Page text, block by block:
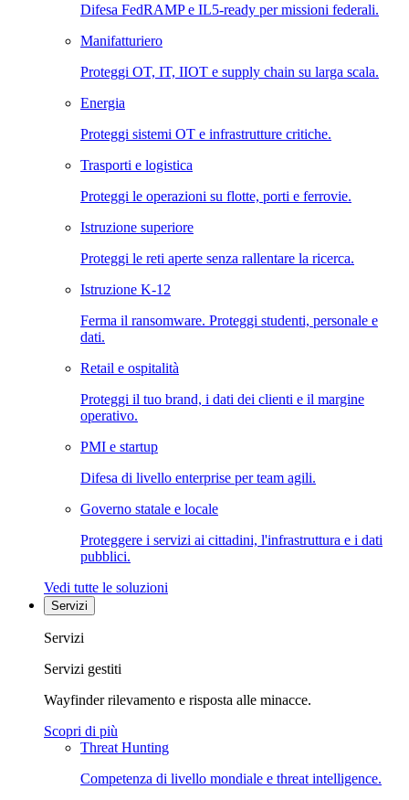
Difesa FedRAMP e IL5-ready per missioni federali.
Manifatturiero
Proteggi OT, IT, IIOT e supply chain su larga scala.
Energia
Proteggi sistemi OT e infrastrutture critiche.
Trasporti e logistica
Proteggi le operazioni su flotte, porti e ferrovie.
Istruzione superiore
Proteggi le reti aperte senza rallentare la ricerca.
Istruzione K-12
Ferma il ransomware. Proteggi studenti, personale e
dati.
Retail e ospitalità
Proteggi il tuo brand, i dati dei clienti e il margine
operativo.
PMI e startup
Difesa di livello enterprise per team agili.
Governo statale e locale
Proteggere i servizi ai cittadini, l'infrastruttura e i dati
pubblici.
Vedi tutte le soluzioni
Servizi
Servizi
Servizi gestiti
Wayfinder rilevamento e risposta alle minacce.
Scopri di più
Threat Hunting
Competenza di livello mondiale e threat intelligence.